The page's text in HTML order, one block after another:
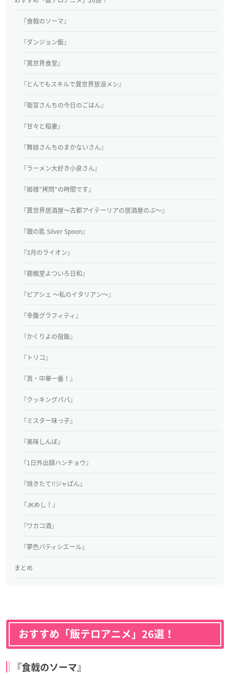
『食戟のソーマ』
『ダンジョン飯』
『異世界食堂』
『とんでもスキルで異世界放浪メシ』
『衛宮さんちの今日のごはん』
『甘々と稲妻』
『舞妓さんちのまかないさん』
『ラーメン大好き小泉さん』
『姫様”拷問”の時間です』
『異世界居酒屋～古都アイテーリアの居酒屋のぶ～』
『銀の匙 Silver Spoon』
『3月のライオン』
『鹿楓堂よついろ日和』
『ピアシェ ～私のイタリアン～』
『幸腹グラフィティ』
『かくりよの宿飯』
『トリコ』
『真・中華一番！』
『クッキングパパ』
『ミスター味っ子』
『美味しんぼ』
『1日外出録ハンチョウ』
『焼きたて!!ジャぱん』
『JKめし！』
『ワカコ酒』
『夢色パティシエール』
まとめ
おすすめ「飯テロアニメ」26選！
『食戟のソーマ』